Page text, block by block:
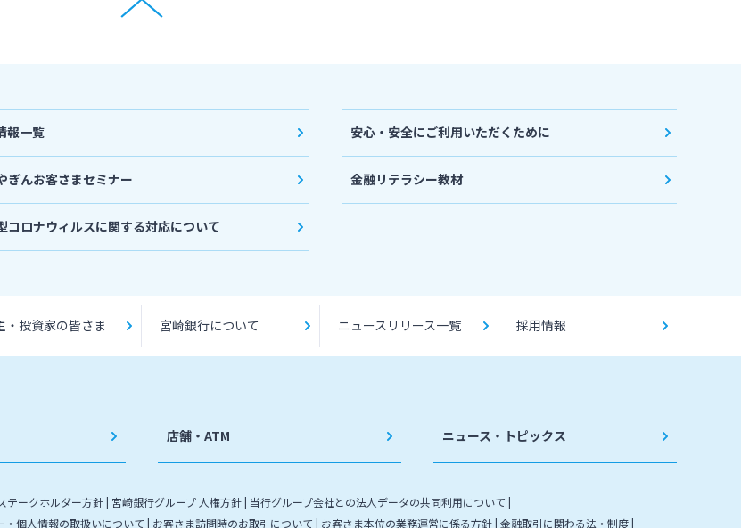
報一覧
ぎんお客さまセミナー
コロナウィルスに関する対応について
安心・安全にご利用いただくために
金融リテラシー教材
・投資家の皆さま 宮崎銀行について ニュースリリース一覧 採用情報
店舗・ATM ニュース・トピックス
テークホルダー方針 宮崎銀行グループ 人権方針 当行グループ会社との法人データの共同利用について
・個人情報の取扱いについて お客さま訪問時のお取引について お客さま本位の業務運営に係る方針 金融取引に関わる法・制度